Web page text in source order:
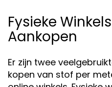
Fysieke
Aankopen
Er zijn twee
kopen van stof per